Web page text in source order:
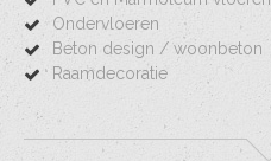
Ondervloeren
Beton design / woonbeton
Raamdecoratie